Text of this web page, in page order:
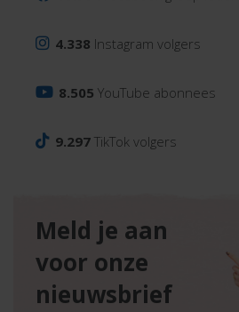
4.338 Instagram volgers
8.505 YouTube abonnees
9.297 TikTok volgers
Meld je aan
voor onze
nieuwsbrief